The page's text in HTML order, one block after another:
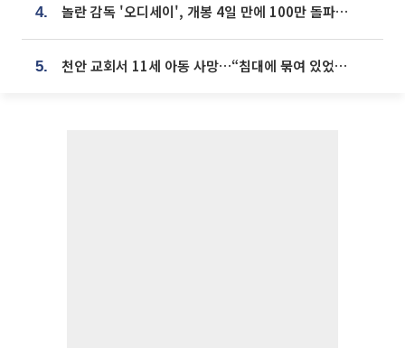
4. 놀란 감독 '오디세이', 개봉 4일 만에 100만 돌파⋯'왕사남' 보다 빠르다
5. 천안 교회서 11세 아동 사망…“침대에 묶여 있었다” 진술 확보